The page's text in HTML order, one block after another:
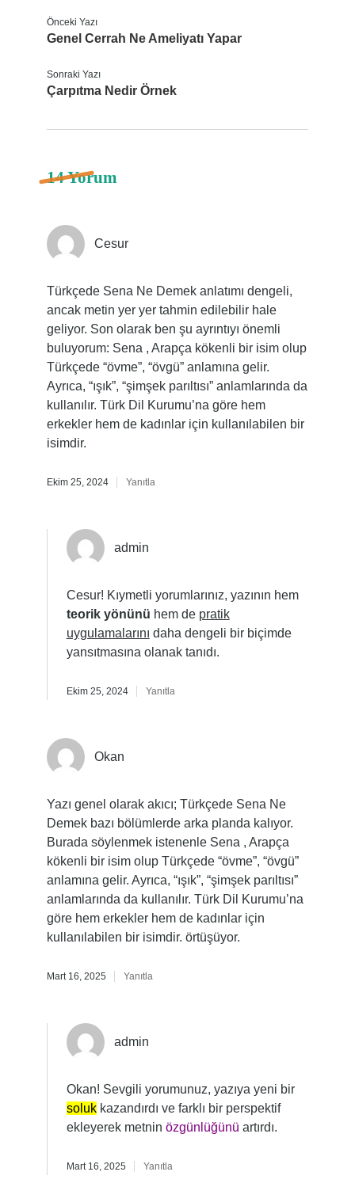
Önceki Yazı
Genel Cerrah Ne Ameliyatı Yapar
Sonraki Yazı
Çarpıtma Nedir Örnek
14 Yorum
Cesur
Türkçede Sena Ne Demek anlatımı dengeli,
ancak metin yer yer tahmin edilebilir hale
geliyor. Son olarak ben şu ayrıntıyı önemli
buluyorum: Sena , Arapça kökenli bir isim olup
Türkçede “övme”, “övgü” anlamına gelir.
Ayrıca, “ışık”, “şimşek parıltısı” anlamlarında da
kullanılır. Türk Dil Kurumu’na göre hem
erkekler hem de kadınlar için kullanılabilen bir
isimdir.
Ekim 25, 2024 Yanıtla
admin
Cesur! Kıymetli yorumlarınız, yazının hem
teorik yönünü hem de pratik
uygulamalarını daha dengeli bir biçimde
yansıtmasına olanak tanıdı.
Ekim 25, 2024 Yanıtla
Okan
Yazı genel olarak akıcı; Türkçede Sena Ne
Demek bazı bölümlerde arka planda kalıyor.
Burada söylenmek istenenle Sena , Arapça
kökenli bir isim olup Türkçede “övme”, “övgü”
anlamına gelir. Ayrıca, “ışık”, “şimşek parıltısı”
anlamlarında da kullanılır. Türk Dil Kurumu’na
göre hem erkekler hem de kadınlar için
kullanılabilen bir isimdir. örtüşüyor.
Mart 16, 2025 Yanıtla
admin
Okan! Sevgili yorumunuz, yazıya yeni bir
solukkazandırdı ve farklı bir perspektif
ekleyerek metnin özgünlüğünü artırdı.
Mart 16, 2025 Yanıtla